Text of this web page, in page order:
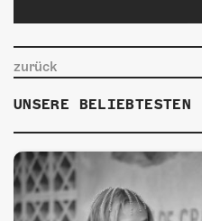
zurück
UNSERE BELIEBTESTEN